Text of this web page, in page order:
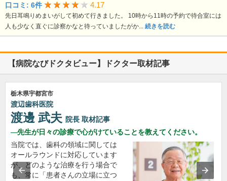
口コミ: 6件 4.17
先日耳鳴りめまいがして初めて行きました。 10時から11時の予約で待合室には
人も少なく直ぐに診察かなと待っていましたがか... 続きを読む
【病院なびドクタビュー】ドクター取材記事
栃木県宇都宮市
渡辺歯科医院
渡邊 武夫 院長 取材記事
先生が日々の診療で心がけていることを教えてください。
当院では、歯科の領域に関しては
オールラウンドに対応しています
が、どのような治療を行う場合で
も、常に「患者さんの立場に立つ